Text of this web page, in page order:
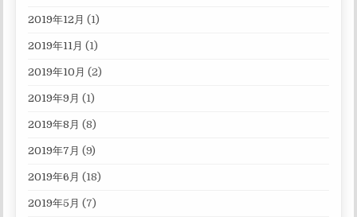
2019年12月 (1)
2019年11月 (1)
2019年10月 (2)
2019年9月 (1)
2019年8月 (8)
2019年7月 (9)
2019年6月 (18)
2019年5月 (7)